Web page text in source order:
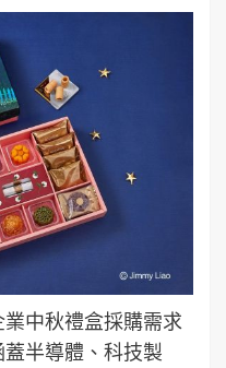
中秋禮盒採購需求
半導體、科技製